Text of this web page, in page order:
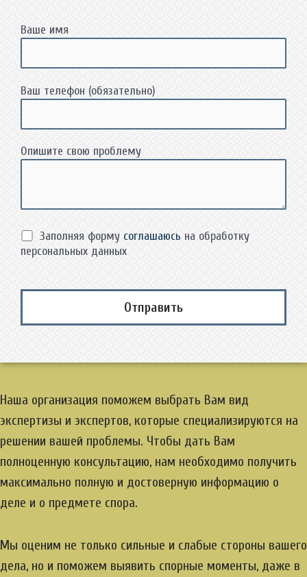
Ваше имя
Ваш телефон (обязательно)
Опишите свою проблему
Заполняя формусоглашаюсьна обработку
персональных данных
Наша организация поможем выбрать Вам вид
экспертизы и экспертов, которые специализируются на
решении вашей проблемы. Чтобы дать Вам
полноценную консультацию, нам необходимо получить
максимально полную и достоверную информацию о
деле и о предмете спора.
Мы оценим не только сильные и слабые стороны вашего
дела, но и поможем выявить спорные моменты, даже в